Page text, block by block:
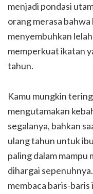
menjadi pondasi
orang merasa
menyembuhkan
memperkuat ikatan
tahun.
Kamu mungkin
mengutamakan
segalanya, bahkan
ulang tahun untuk
paling dalam mampu
dihargai
membaca baris-